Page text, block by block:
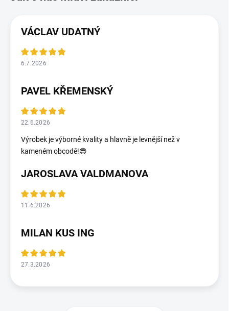
VÁCLAV UDATNÝ
6.7.2026
PAVEL KŘEMENSKÝ
22.6.2026
Výrobek je výborné kvality a hlavně je levnější než v
kameném obcodě!😎
JAROSLAVA VALDMANOVA
11.6.2026
MILAN KUS ING
27.3.2026